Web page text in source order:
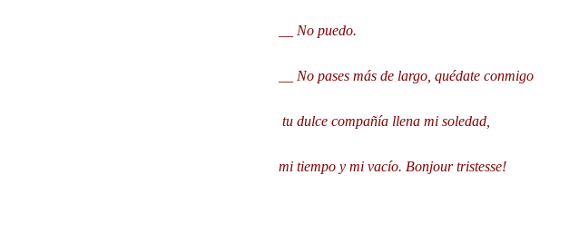
__ No puedo.
__ No pases más de largo, quédate conmigo
tu dulce compañía llena mi soledad,
mi tiempo y mi vacío. Bonjour tristesse!